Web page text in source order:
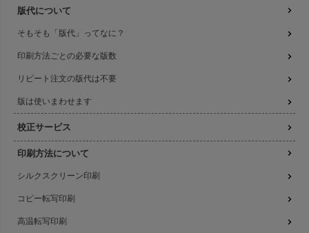
版代について
そもそも「版代」ってなに？
印刷方法ごとの必要な版数
リピート注文の版代は不要
版は使いまわせます
校正サービス
印刷方法について
シルクスクリーン印刷
コピー転写印刷
高温転写印刷